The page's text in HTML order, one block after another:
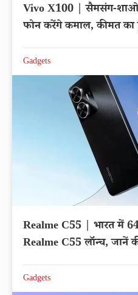
Vivo X100 | सैमसंग-
फोन करेंगे कमाल, कीमत
Gadgets
Realme C55 | भारत में
Realme C55 लॉन्च,
Gadgets